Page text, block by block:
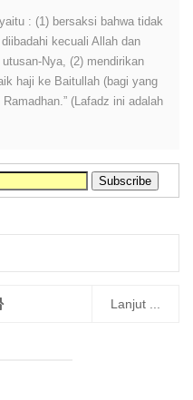
: (1) bersaksi bahwa tidak
kecuali Allah dan
Nya, (2) mendirikan
haji ke Baitullah (bagi yang
(Lafadz ini adalah
Lanjut ...